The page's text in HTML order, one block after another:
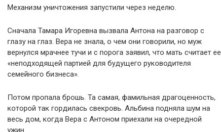
Механизм уничтожения запустили через неделю.
Сначала Тамара Игоревна вызвала Антона на разговор с
глазу на глаз. Вера не знала, о чем они говорили, но муж
вернулся мрачнее тучи и с порога заявил, что мать считает ее
«неподходящей партией для будущего руководителя
семейного бизнеса».
Потом пропала брошь. Та самая, фамильная драгоценность,
которой так гордилась свекровь. Альбина подняла шум на
весь дом, когда Вера с Антоном приехали на очередной
ужин.